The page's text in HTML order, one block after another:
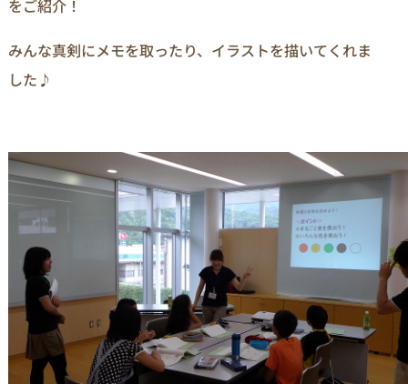
をご紹介！
みんな真剣にメモを取ったり、イラストを描いてくれま
した♪